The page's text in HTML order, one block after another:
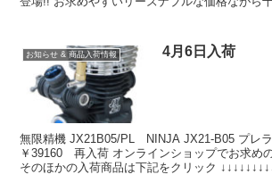
お知らせ & 商品入荷情報 4月6日入荷
無限精機 JX21B05/PL NINJA JX21-B05 プレ
￥39160 再入荷 オンラインショップでお求め
そのほかの入荷商品は下記をクリック